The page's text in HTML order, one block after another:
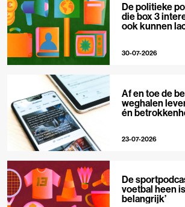
De politieke
die box 3
ook kunnen
30-07-2026
Af en toe de
weghalen
én
23-07-2026
De
voetbal heen
belangrijk’